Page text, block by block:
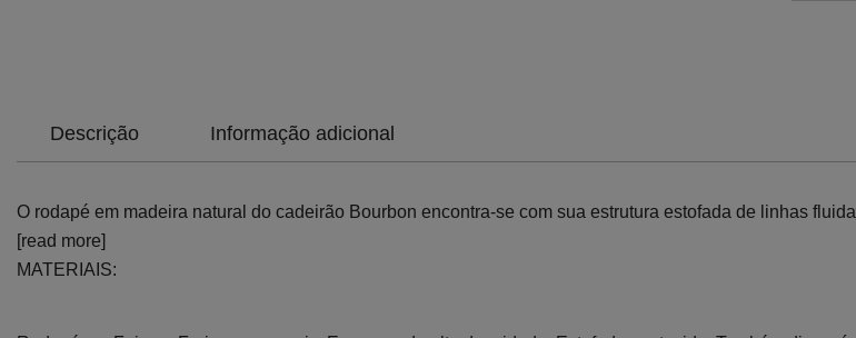
Descrição Informação adicional
O rodapé em madeira natural do cadeirão Bourbon encontra-se com sua estrutura estofada de linhas
[read more]
MATERIAIS: